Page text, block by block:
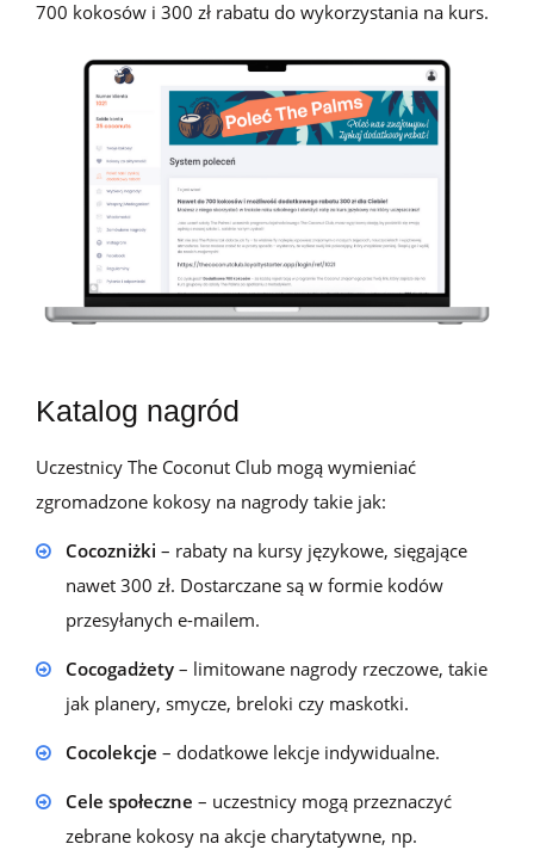
700 kokosów i 300 zł rabatu do wykorzystania na kurs.
Katalog nagród
Uczestnicy The Coconut Club mogą wymieniać
zgromadzone kokosy na nagrody takie jak:
Cocozniżki – rabaty na kursy językowe, sięgające
nawet 300 zł. Dostarczane są w formie kodów
przesyłanych e-mailem.
Cocogadżety – limitowane nagrody rzeczowe, takie
jak planery, smycze, breloki czy maskotki.
Cocolekcje – dodatkowe lekcje indywidualne.
Cele społeczne – uczestnicy mogą przeznaczyć
zebrane kokosy na akcje charytatywne, np.